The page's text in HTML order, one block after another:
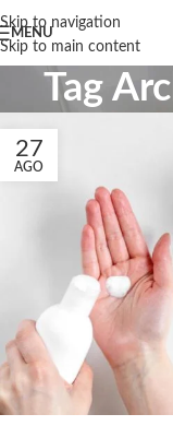
Skip to navigation
Skip to main content
MENU
Tag
27
AGO